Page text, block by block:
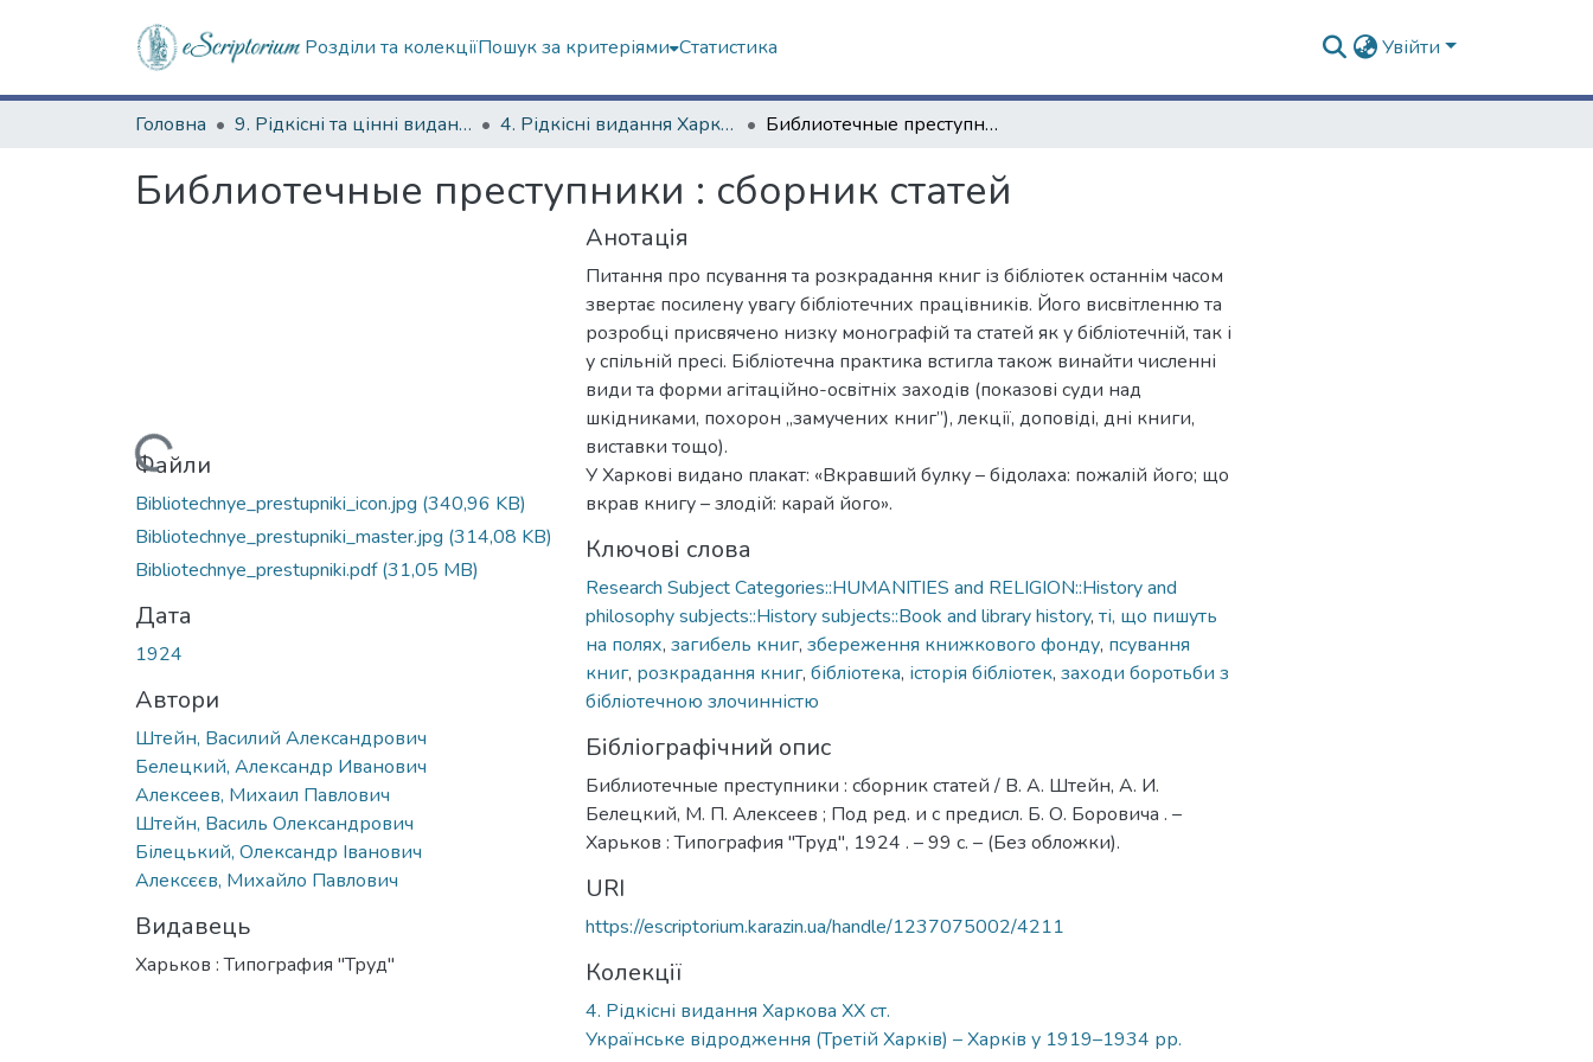
Розділи та колекціїПошук за критеріями Статистика Увійти
Головна 9. Рідкісні та цінні видання 4. Рідкісні видання Харкова ХХ ст. Библиотечные преступники : сборник статей
Библиотечные преступники : сборник статей
Вантажиться...Файли
Bibliotechnye_prestupniki_icon.jpg (340,96 KB)
Bibliotechnye_prestupniki_master.jpg (314,08 KB)
Bibliotechnye_prestupniki.pdf(31,05 MB)
Дата
1924
Автори
Штейн, Василий Александрович
Белецкий, Александр Иванович
Алексеев, Михаил Павлович
Штейн, Василь Олександрович
Білецький, Олександр Іванович
Алексєєв, Михайло Павлович
Видавець
Харьков : Типография "Труд"
Анотація
Питання про псування та розкрадання книг із бібліотек останнім часом
звертає посилену увагу бібліотечних працівників. Його висвітленню та
розробці присвячено низку монографій та статей як у бібліотечній, так і
у спільній пресі. Бібліотечна практика встигла також винайти численні
види та форми агітаційно-освітніх заходів (показові суди над
шкідниками, похорон „замучених книг”), лекції, доповіді, дні книги,
виставки тощо).
У Харкові видано плакат: «Вкравший булку – бідолаха: пожалій його; що
вкрав книгу – злодій: карай його».
Ключові слова
Research Subject Categories::HUMANITIES and RELIGION::History and
philosophy subjects::History subjects::Book and library history, ті, що пишуть
на полях, загибель книг, збереження книжкового фонду, псування
книг, розкрадання книг, бібліотека, історія бібліотек, заходи боротьби з
бібліотечною злочинністю
Бібліографічний опис
Библиотечные преступники : сборник статей / В. А. Штейн, А. И.
Белецкий, М. П. Алексеев ; Под ред. и с предисл. Б. О. Боровича . –
Харьков : Типография "Труд", 1924 . – 99 с. – (Без обложки).
URI
https://escriptorium.karazin.ua/handle/1237075002/4211
Колекції
4. Рідкісні видання Харкова ХХ ст.
Українське відродження (Третій Харків) – Харків у 1919–1934 рр.